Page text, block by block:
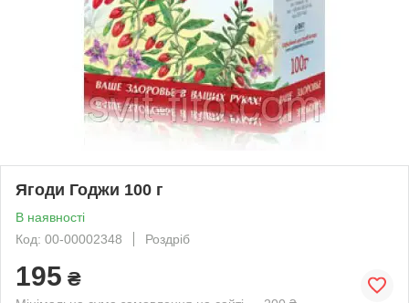
Ягоди Годжи 100 г
В наявності
Код: 00-00002348
Роздріб
195 ₴